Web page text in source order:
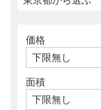
価格
面積